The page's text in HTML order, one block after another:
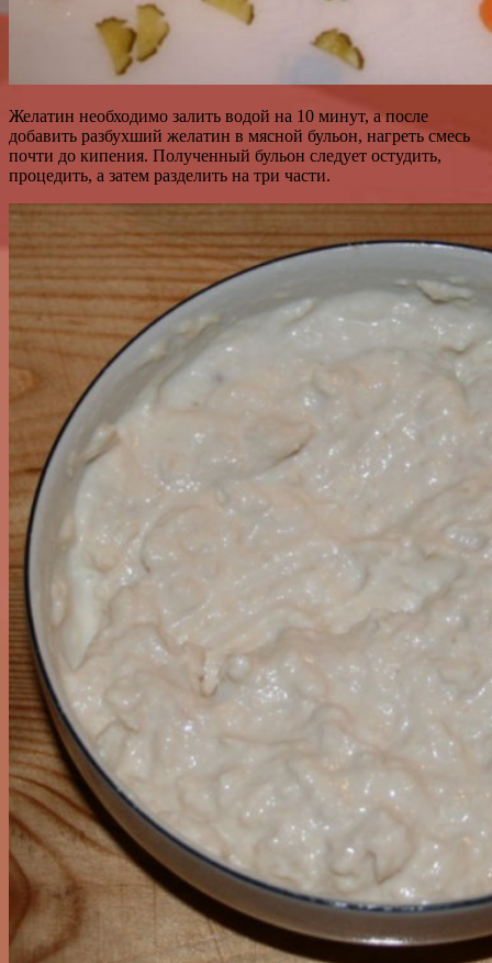
Желатин необходимо залить водой на 10 минут, а после
добавить разбухший желатин в мясной бульон, нагреть смесь
почти до кипения. Полученный бульон следует остудить,
процедить, а затем разделить на три части.